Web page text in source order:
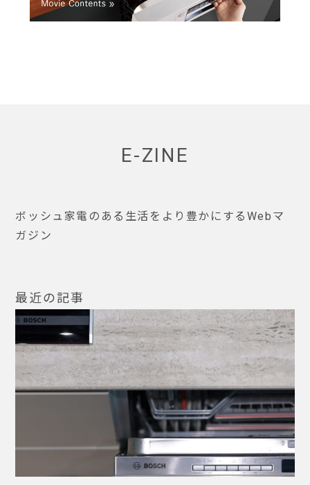
E-ZINE
ボッシュ家電のある生活をより豊かにするWebマ
ガジン
最近の記事